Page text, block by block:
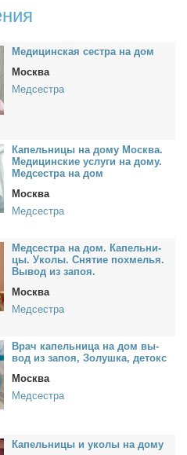
Ме­ди­цин­ская сест­ра на дом
Москва
Медсестра
Ка­пель­ни­цы на до­му Москва.
Ме­ди­цин­ские услу­ги на до­му.
Мед­сест­ра на дом
Москва
Медсестра
Мед­сест­ра на дом. Ка­пель­ни­
цы. Уко­лы. Сня­тие по­хме­лья.
Вы­вод из за­поя.
Москва
Медсестра
Врач ка­пель­ни­ца на дом вы­
вод из за­поя, Зо­луш­ка, де­токс
Москва
Медсестра
Ка­пель­ни­цы и уко­лы на до­му